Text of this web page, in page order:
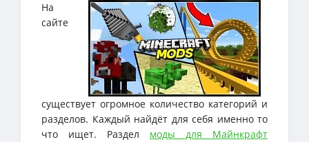
На
сайте
существует огромное количество категорий и
разделов. Каждый найдёт для себя именно то
что ищет. Раздел моды для Майнкрафт